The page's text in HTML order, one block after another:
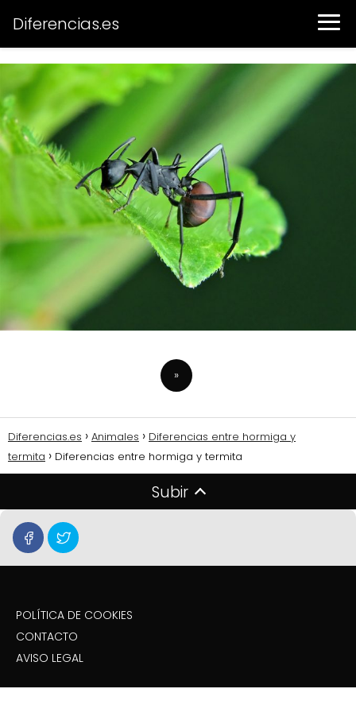
Diferencias.es
»
Diferencias.es Animales
Diferencias entre hormiga y
termita
Diferencias entre hormiga y termita
Subir
POLÍTICA DE COOKIES
CONTACTO
AVISO LEGAL